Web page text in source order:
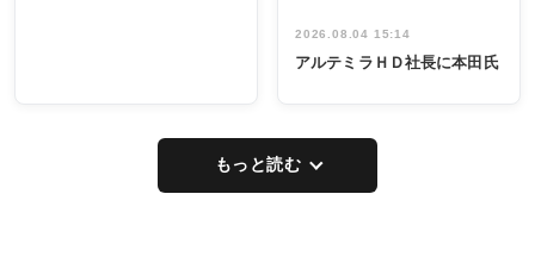
2026.08.04 15:14
アルテミラＨＤ社長に本田氏
もっと読む